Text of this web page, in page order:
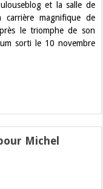
et la salle de
magnifique de
le triomphe de son
sorti le 10 novembre
Michel